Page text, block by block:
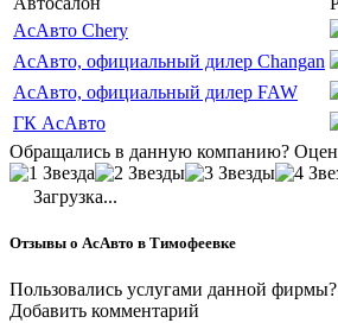
АсАвто Chery
АсАвто, официальный дилер Changan
АсАвто, официальный дилер FAW
ГК АсАвто
Обращались в данную компанию?
Загрузка...
Отзывы о АсАвто в Тимофеевке
Пользовались услугами данной фирмы?
Добавить комментарий